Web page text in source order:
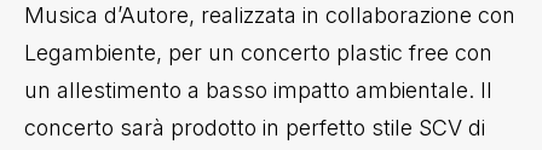
Musica d’Autore, realizzata in collaborazione con
Legambiente, per un concerto plastic free con
un allestimento a basso impatto ambientale. Il
concerto sarà prodotto in perfetto stile SCV di